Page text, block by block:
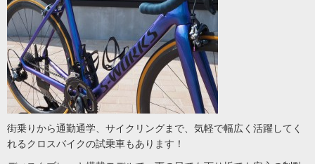
街乗りから通勤通学、サイクリングまで、気軽で幅広く活躍してく
れるクロスバイクの試乗車もあります！